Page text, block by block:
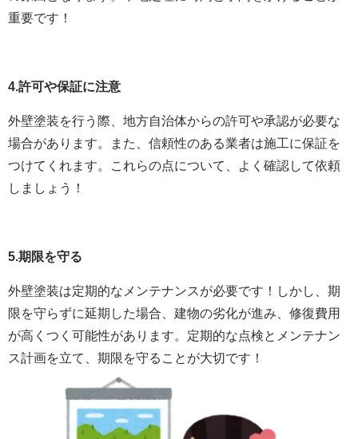
重要です！
4.許可や保証に注意
外壁塗装を行う際、地方自治体からの許可や承認が必要な
場合があります。また、信頼性のある業者は施工に保証を
つけてくれます。これらの点について、よく確認して依頼
しましょう！
5.期限を守る
外壁塗装は定期的なメンテナンスが必要です！しかし、期
限を守らずに延期した場合、建物の劣化が進み、修復費用
が高くつく可能性があります。定期的な点検とメンテナン
ス計画を立て、期限を守ることが大切です！